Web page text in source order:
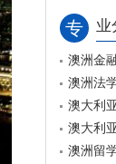
专 业
澳洲金
澳洲法
澳大利
澳大利
澳洲留